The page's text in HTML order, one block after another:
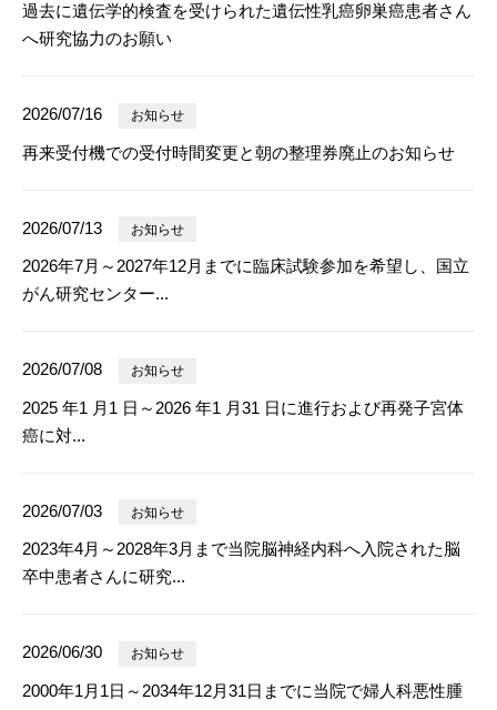
過去に遺伝学的検査を受けられた遺伝性乳癌卵巣癌患者さん
へ研究協力のお願い
2026/07/16 お知らせ
再来受付機での受付時間変更と朝の整理券廃止のお知らせ
2026/07/13 お知らせ
2026年7月～2027年12月までに臨床試験参加を希望し、国立
がん研究センター...
2026/07/08 お知らせ
2025 年1 月1 日～2026 年1 月31 日に進行および再発子宮体
癌に対...
2026/07/03 お知らせ
2023年4月～2028年3月まで当院脳神経内科へ入院された脳
卒中患者さんに研究...
2026/06/30 お知らせ
2000年1月1日～2034年12月31日までに当院で婦人科悪性腫